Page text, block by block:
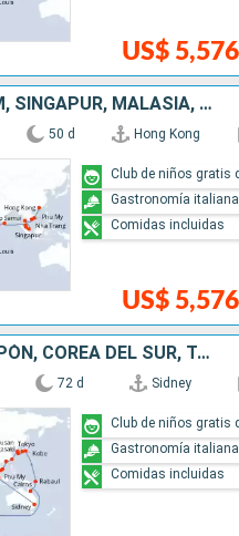
US$ 5,576
CHINA, VIETNAM, SINGAPUR, MALASIA, SRI LANKA, MALDIVAS, MAURICIO, SUDÁFRICA, NAMIBIA, CABO VERDE, CANARIAS, ESPAÑA, FRANCIA, ITALIA
50 d Hong Kong
US$ 5,576
Club de niños gratis
Gastronomía italiana
Comidas incluidas
AUSTRALIA, JAPÓN, COREA DEL SUR, TAIWÁN, CHINA, VIETNAM, SINGAPUR, MALASIA, SRI LANKA, MALDIVAS, MAURICIO, SUDÁFRICA, NAMIBIA, CABO VERDE, CANARIAS
72 d Sidney
Club de niños gratis
Gastronomía italiana
Comidas incluidas